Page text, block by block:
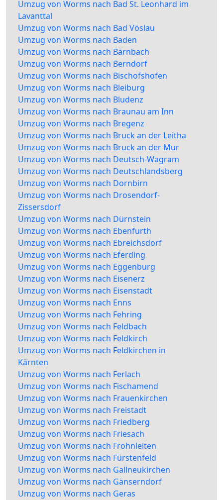
Umzug von Worms nach Bad St. Leonhard im
Lavanttal
Umzug von Worms nach Bad Vöslau
Umzug von Worms nach Baden
Umzug von Worms nach Bärnbach
Umzug von Worms nach Berndorf
Umzug von Worms nach Bischofshofen
Umzug von Worms nach Bleiburg
Umzug von Worms nach Bludenz
Umzug von Worms nach Braunau am Inn
Umzug von Worms nach Bregenz
Umzug von Worms nach Bruck an der Leitha
Umzug von Worms nach Bruck an der Mur
Umzug von Worms nach Deutsch-Wagram
Umzug von Worms nach Deutschlandsberg
Umzug von Worms nach Dornbirn
Umzug von Worms nach Drosendorf-
Zissersdorf
Umzug von Worms nach Dürnstein
Umzug von Worms nach Ebenfurth
Umzug von Worms nach Ebreichsdorf
Umzug von Worms nach Eferding
Umzug von Worms nach Eggenburg
Umzug von Worms nach Eisenerz
Umzug von Worms nach Eisenstadt
Umzug von Worms nach Enns
Umzug von Worms nach Fehring
Umzug von Worms nach Feldbach
Umzug von Worms nach Feldkirch
Umzug von Worms nach Feldkirchen in
Kärnten
Umzug von Worms nach Ferlach
Umzug von Worms nach Fischamend
Umzug von Worms nach Frauenkirchen
Umzug von Worms nach Freistadt
Umzug von Worms nach Friedberg
Umzug von Worms nach Friesach
Umzug von Worms nach Frohnleiten
Umzug von Worms nach Fürstenfeld
Umzug von Worms nach Gallneukirchen
Umzug von Worms nach Gänserndorf
Umzug von Worms nach Geras